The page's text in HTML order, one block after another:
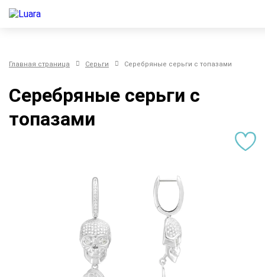
Главная страница Серьги Серебряные серьги с топазами
Серебряные серьги с
топазами